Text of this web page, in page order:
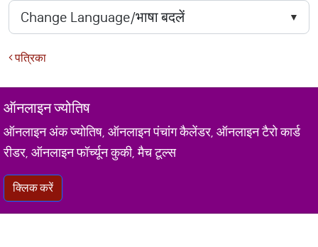
पत्रिका
ऑनलाइन ज्योतिष
ऑनलाइन अंक ज्योतिष, ऑनलाइन पंचांग कैलेंडर, ऑनलाइन टैरो कार्ड
रीडर, ऑनलाइन फॉर्च्यून कुकी, मैच टूल्स
क्लिक करें